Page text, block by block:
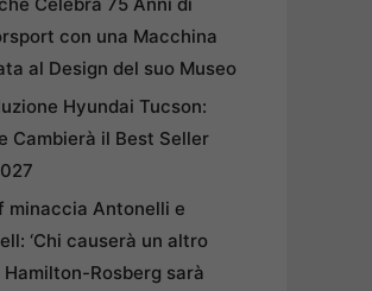
con una Macchina
al Design del suo Museo
Hyundai Tucson:
Cambierà il Best Seller
minaccia Antonelli e
‘Chi causerà un altro
Hamilton-Rosberg sarà